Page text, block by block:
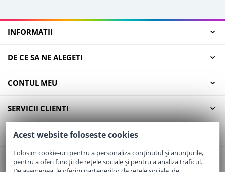
INFORMATII
DE CE SA NE ALEGETI
CONTUL MEU
SERVICII CLIENTI
CONTACT
Email:office@elaptepraf.ro
Acest website foloseste cookies
Folosim cookie-uri pentru a personaliza conținutul și anunțurile,
pentru a oferi funcții de rețele sociale și pentru a analiza traficul.